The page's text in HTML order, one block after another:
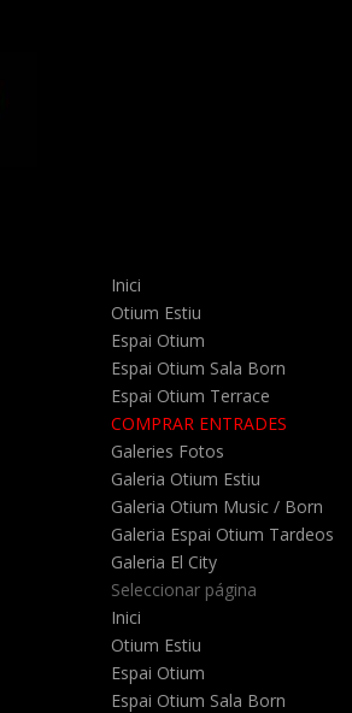
Inici
Otium Estiu
Espai Otium
Espai Otium Sala Born
Espai Otium Terrace
COMPRAR ENTRADES
Galeries Fotos
Galeria Otium Estiu
Galeria Otium Music / Born
Galeria Espai Otium Tardeos
Galeria El City
Seleccionar página
Inici
Otium Estiu
Espai Otium
Espai Otium Sala Born